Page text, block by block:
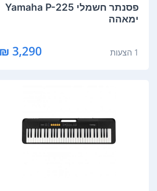
‏פסנתר חשמלי Yamaha P-225
ימאהה
1 הצעות 3,290 ₪